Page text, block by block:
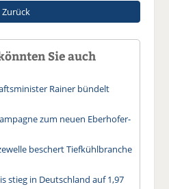
Zurück
Sie auch
Rainer bündelt
zum neuen Eberhofer-
beschert Tiefkühlbranche
stieg in Deutschland auf 1,97